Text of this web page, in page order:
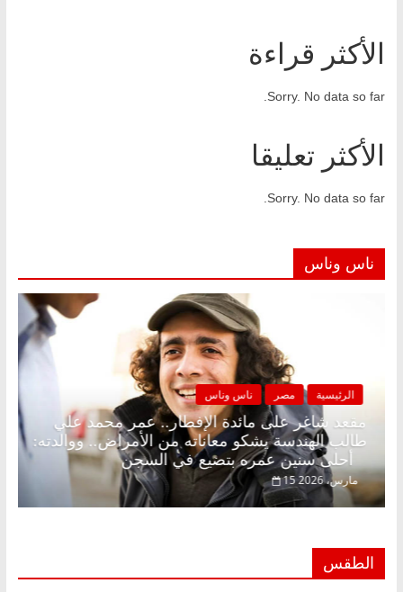
الأكثر قراءة
Sorry. No data so far.
الأكثر تعليقا
Sorry. No data so far.
ناس وناس
الرئيسية مصر ناس وناس
مقعد شاغر على مائدة الإفطار.. عمر محمد
طالب الهندسة يشكو معاناته من الأمراض..
أحلى سنين عمره بتضيع في السجن
15 مارس، 2026
رمضان.. د.
الطقس